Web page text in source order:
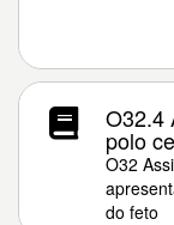
O32.4
polo
O32
do feto